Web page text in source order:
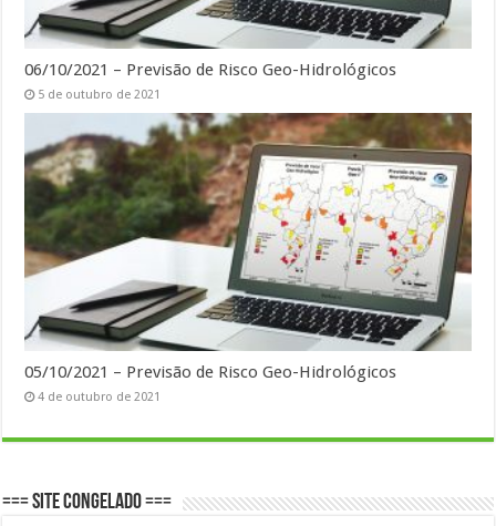
06/10/2021 – Previsão de Risco Geo-Hidrológicos
5 de outubro de 2021
05/10/2021 – Previsão de Risco Geo-Hidrológicos
4 de outubro de 2021
=== SITE CONGELADO ===